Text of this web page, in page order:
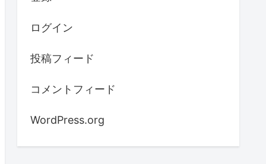
ログイン
投稿フィード
コメントフィード
WordPress.org